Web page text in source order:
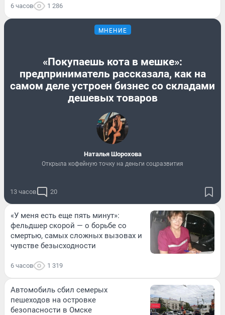
6 часов 1 286
МНЕНИЕ
«Покупаешь кота в мешке»:
предприниматель рассказала, как на
самом деле устроен бизнес со складами
дешевых товаров
Наталья Шорохова
Открыла кофейную точку на деньги соцразвития
13 часов 20
«У меня есть еще пять минут»:
фельдшер скорой — о борьбе со
смертью, самых сложных вызовах и
чувстве безысходности
6 часов 1 319
Автомобиль сбил семерых
пешеходов на островке
безопасности в Омске